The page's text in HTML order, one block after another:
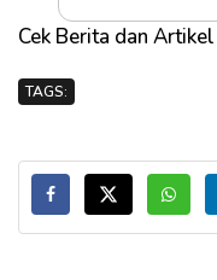
Cek Berita dan
TAGS: